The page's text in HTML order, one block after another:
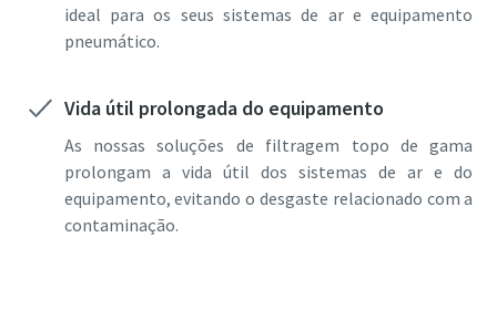
ideal para os seus sistemas de ar e equipamento
pneumático.
Vida útil prolongada do equipamento
As nossas soluções de filtragem topo de gama
prolongam a vida útil dos sistemas de ar e do
equipamento, evitando o desgaste relacionado com a
contaminação.